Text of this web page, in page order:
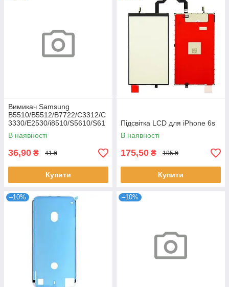
Вимикач Samsung
B5510/B5512/B7722/C3312/C
3330/E2530/i8510/S5610/S61
02
В наявності
36,90 ₴ 41 ₴
Купити
Підсвітка LCD для iPhone 6s
В наявності
175,50 ₴ 195 ₴
Купити
–10% –10%